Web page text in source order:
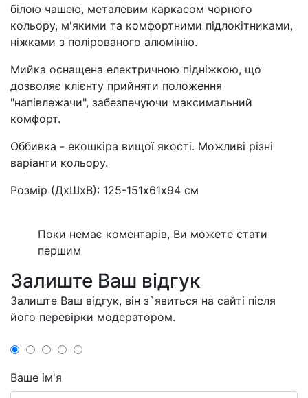
білою чашею, металевим каркасом чорного
кольору, м'якими та комфортними підлокітниками,
ніжками з полірованого алюмінію.
Мийка оснащена електричною підніжкою, що
дозволяє клієнту прийняти положення
"напівлежачи", забезпечуючи максимальний
комфорт.
Оббивка - екошкіра вищої якості. Можливі різні
варіанти кольору.
Розмір (ДхШхВ): 125-151х61х94 см
Поки немає коментарів, Ви можете стати
першим
Залиште Ваш відгук
Залиште Ваш відгук, він з`явиться на сайті після
його перевірки модератором.
Ваше ім'я